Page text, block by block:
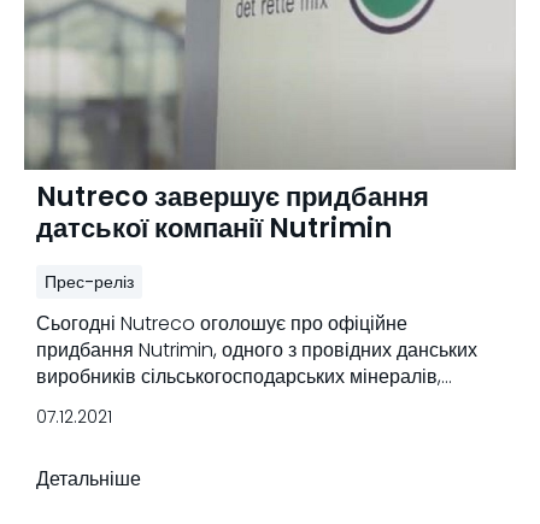
Nutreco завершує придбання
датської компанії Nutrimin
Прес-реліз
Сьогодні Nutreco оголошує про офіційне
придбання Nutrimin, одного з провідних данських
виробників сільськогосподарських мінералів,
концентратів і кормів для поросят, після схвалення
датської влади.
07.12.2021
Детальніше